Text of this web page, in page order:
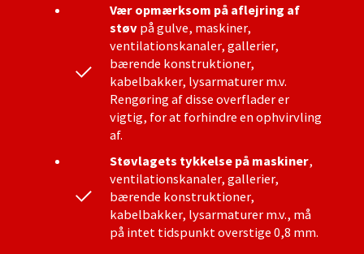
Vær opmærksom på aflejring af
støvpå gulve, maskiner,
ventilationskanaler, gallerier,
bærende konstruktioner,
kabelbakker, lysarmaturer m.v.
Rengøring af disse overflader er
vigtig, for at forhindre en ophvirvling
af.
Støvlagets tykkelse på maskiner,
ventilationskanaler, gallerier,
bærende konstruktioner,
kabelbakker, lysarmaturer m.v., må
på intet tidspunkt overstige 0,8 mm.